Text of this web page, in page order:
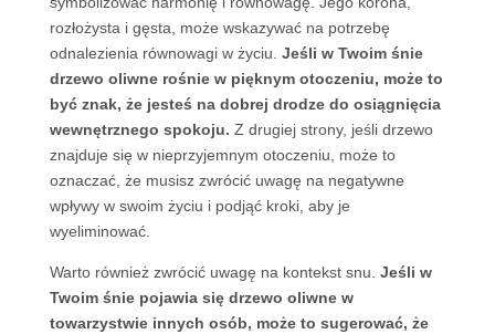
rozłożysta i gęsta, może wskazywać na potrzebę
odnalezienia równowagi w życiu. Jeśli w Twoim śnie
drzewo oliwne rośnie w pięknym otoczeniu, może to
być znak, że jesteś na dobrej drodze do osiągnięcia
wewnętrznego spokoju. Z drugiej strony, jeśli drzewo
znajduje się w nieprzyjemnym otoczeniu, może to
oznaczać, że musisz zwrócić uwagę na negatywne
wpływy w swoim życiu i podjąć kroki, aby je
wyeliminować.
Warto również zwrócić uwagę na kontekst snu. Jeśli w
Twoim śnie pojawia się drzewo oliwne w
towarzystwie innych osób, może to sugerować, że